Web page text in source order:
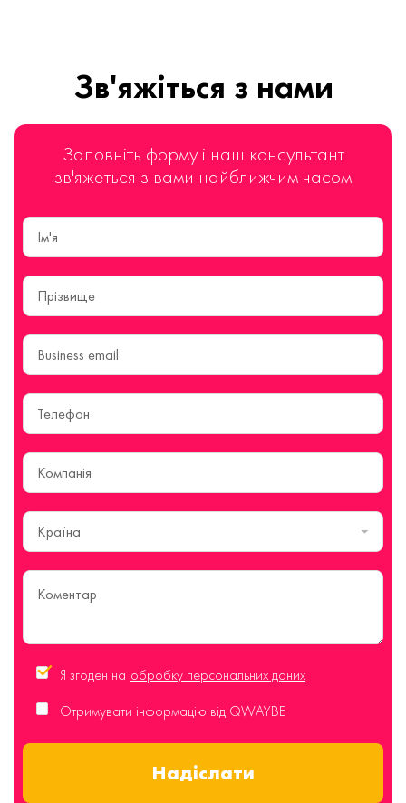
Зв'яжіться з нами
Заповніть форму і наш консультант
зв'яжеться з вами найближчим часом
Країна
Я згоден на обробку персональних даних
Отримувати інформацію від QWAYBE
Надіслати